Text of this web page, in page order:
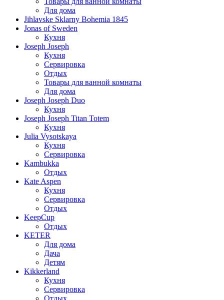
Для дома
Jihlavske Sklarny Bohemia 1845
Jonas of Sweden
Кухня
Joseph Joseph
Кухня
Сервировка
Отдых
Товары для ванной комнаты
Для дома
Joseph Joseph Duo
Кухня
Joseph Joseph Titan Totem
Кухня
Julia Vysotskaya
Кухня
Сервировка
Kambukka
Отдых
Kate Aspen
Кухня
Сервировка
Отдых
KeepCup
Отдых
KETER
Для дома
Дача
Детям
Kikkerland
Кухня
Сервировка